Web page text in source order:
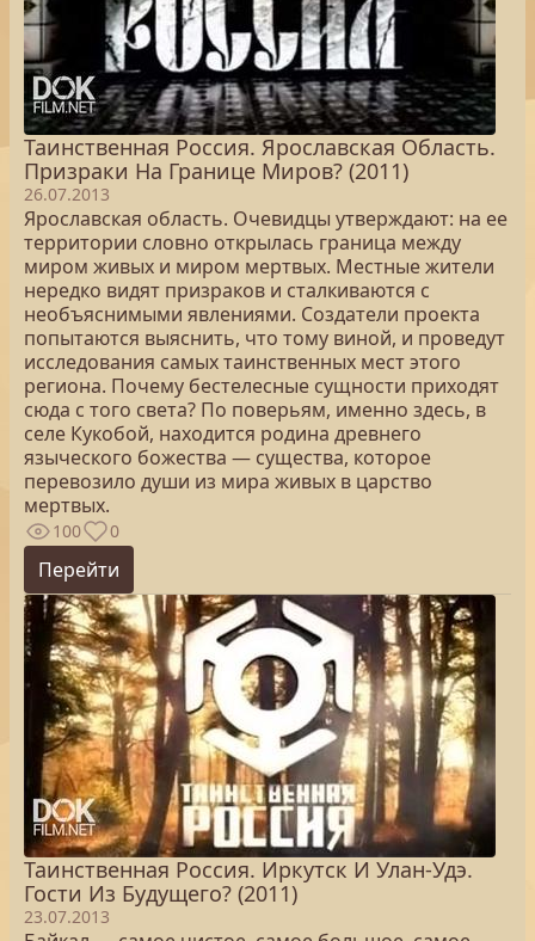
Таинственная Россия. Ярославская Область.
Призраки На Границе Миров? (2011)
26.07.2013
Ярославская область. Очевидцы утверждают: на ее
территории словно открылась граница между
миром живых и миром мертвых. Местные жители
нередко видят призраков и сталкиваются с
необъяснимыми явлениями. Создатели проекта
попытаются выяснить, что тому виной, и проведут
исследования самых таинственных мест этого
региона. Почему бестелесные сущности приходят
сюда с того света? По поверьям, именно здесь, в
селе Кукобой, находится родина древнего
языческого божества — существа, которое
перевозило души из мира живых в царство
мертвых.
100 0
Перейти
Таинственная Россия. Иркутск И Улан-Удэ.
Гости Из Будущего? (2011)
23.07.2013